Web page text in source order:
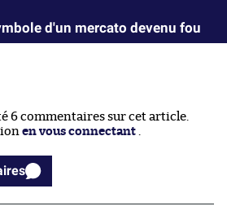
d'un mercato devenu fou
6 commentaires sur cet article.
en vous connectant .